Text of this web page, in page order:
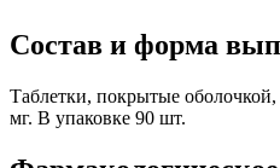
Состав и форма
Таблетки, покрытые
мг. В упаковке 90 шт.